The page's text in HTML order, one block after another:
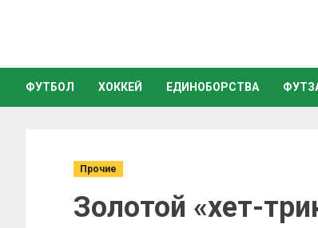
ФУТБОЛ ХОККЕЙ ЕДИНОБОРСТВА
Прочие
Золотой «хет-